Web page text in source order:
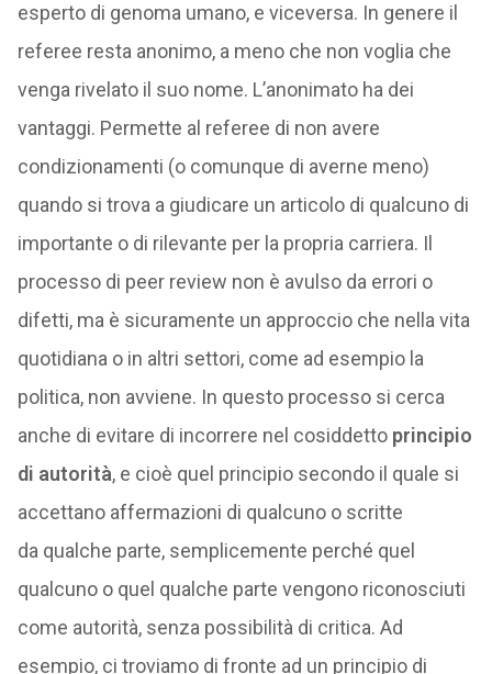
esperto di genoma umano, e viceversa. In genere il
referee resta anonimo, a meno che non voglia che
venga rivelato il suo nome. L’anonimato ha dei
vantaggi. Permette al referee di non avere
condizionamenti (o comunque di averne meno)
quando si trova a giudicare un articolo di qualcuno di
importante o di rilevante per la propria carriera. Il
processo di peer review non è avulso da errori o
difetti, ma è sicuramente un approccio che nella vita
quotidiana o in altri settori, come ad esempio la
politica, non avviene. In questo processo si cerca
anche di evitare di incorrere nel cosiddetto principio
di autorità, e cioè quel principio secondo il quale si
accettano affermazioni di qualcuno o scritte
da qualche parte, semplicemente perché quel
qualcuno o quel qualche parte vengono riconosciuti
come autorità, senza possibilità di critica. Ad
esempio, ci troviamo di fronte ad un principio di